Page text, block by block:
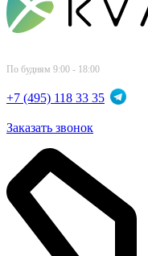
По будням 9:00 - 18:00
+7 (495) 118 33 35
Заказать звонок